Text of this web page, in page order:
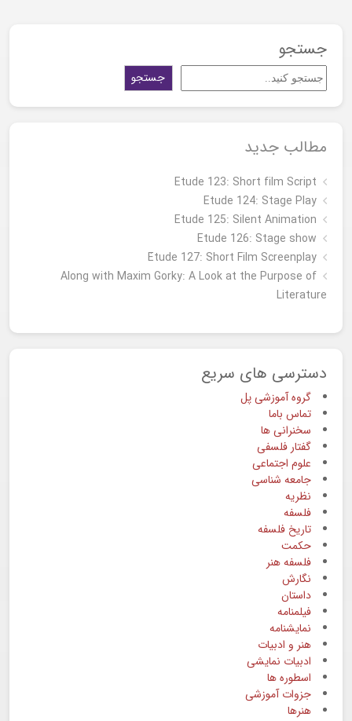
جستجو
جستجو
مطالب جدید
Etude 123: Short film Script
Etude 124: Stage Play
Etude 125: Silent Animation
Etude 126: Stage show
Étude 127: Short Film Screenplay
Along with Maxim Gorky: A Look at the Purpose of
Literature
دسترسی های سریع
گروه آموزشی پل
تماس باما
سخنرانی ها
گفتار فلسفی
علوم اجتماعی
جامعه شناسی
نظریه
فلسفه
تاریخ فلسفه
حکمت
فلسفه هنر
نگارش
داستان
فیلمنامه
نمایشنامه
هنر و ادبیات
ادبیات نمایشی
اسطوره ها
جزوات آموزشی
هنرها